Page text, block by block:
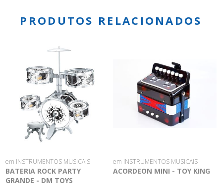
PRODUTOS RELACIONADOS
em INSTRUMENTOS MUSICAIS
BATERIA ROCK PARTY
GRANDE - DM TOYS
em INSTRUMENTOS MUSICAIS
ACORDEON MINI - TOY KING